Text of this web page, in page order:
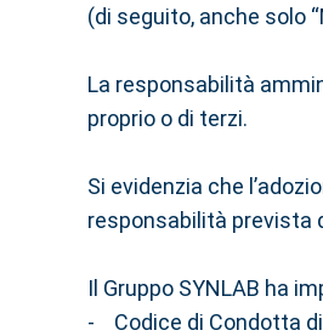
(di seguito, anche solo
La responsabilità
proprio o di terzi.
Si evidenzia che
responsabilità prevista
Il Gruppo SYNLAB ha
- Codice di Condotta